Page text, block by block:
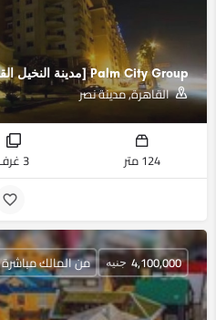
Palm City Group [مدينة النخيل القطامية
القاهرة, مدينة نصر
124 متر 3 غرف
4,100,000 جنيه من المالك مباشرة